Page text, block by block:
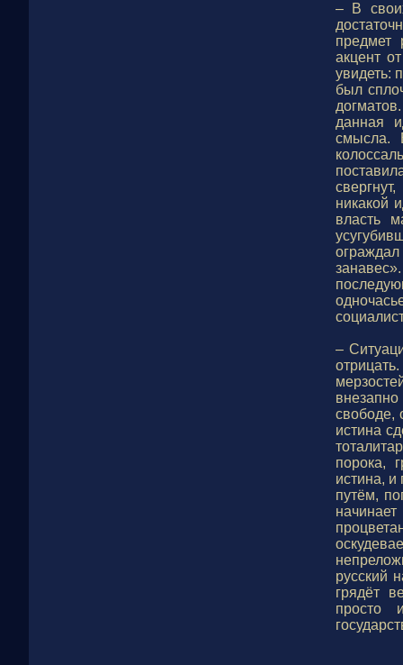
– В
предмет
акцент
увидеть:
был
данная
смысла.
никакой
власть
–
свободе,
истина
порока,
истина, и
путём,
русский
грядёт
просто